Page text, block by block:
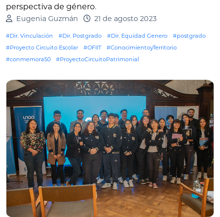
perspectiva de género.
Eugenia Guzmán 21 de agosto 2023
#Dir. Vinculación #Dir. Postgrado #Dir. Equidad Genero
#postgrado
#Proyecto Circuito Escolar
#OFIIT
#ConocimientoyTerritorio
#conmemora50
#ProyectoCircuitoPatrimonial